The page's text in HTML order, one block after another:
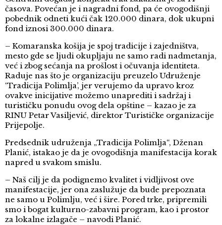
časova. Povećan je i nagradni fond, pa će ovogodišnji
pobednik odneti kući čak 120.000 dinara, dok ukupni
fond iznosi 300.000 dinara.
– Komaranska košija je spoj tradicije i zajedništva,
mesto gde se ljudi okupljaju ne samo radi nadmetanja,
već i zbog sećanja na prošlost i očuvanja identiteta.
Raduje nas što je organizaciju preuzelo Udruženje
‘Tradicija Polimlja’, jer verujemo da upravo kroz
ovakve inicijative možemo unaprediti i sadržaj i
turističku ponudu ovog dela opštine – kazao je za
RINU Petar Vasiljević, direktor Turističke organizacije
Prijepolje.
Predsednik udruženja „Tradicija Polimlja“, Dženan
Planić, istakao je da je ovogodišnja manifestacija korak
napred u svakom smislu.
– Naš cilj je da podignemo kvalitet i vidljivost ove
manifestacije, jer ona zaslužuje da bude prepoznata
ne samo u Polimlju, već i šire. Pored trke, pripremili
smo i bogat kulturno-zabavni program, kao i prostor
za lokalne izlagače – navodi Planić.